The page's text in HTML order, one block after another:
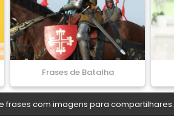
Frases de Batalha
frases com imagens para compartilhares.